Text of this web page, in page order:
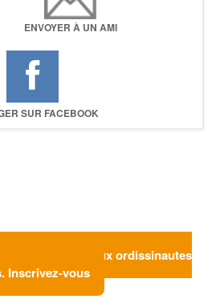
ENVOYER À UN AMI
SUR FACEBOOK
sont réservés aux ordissinautes
Inscrivez-vous